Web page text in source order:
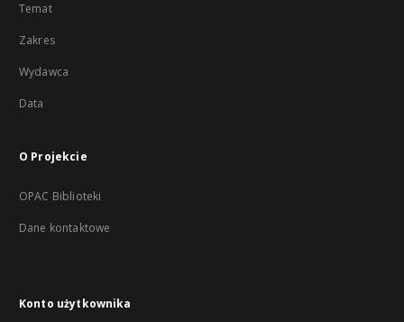
Temat
Zakres
Wydawca
Data
O Projekcie
OPAC Biblioteki
Dane kontaktowe
Konto użytkownika